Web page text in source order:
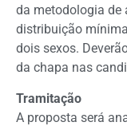
da metodologia de
distribuição
dois sexos.
da chapa nas
Tramitação
A proposta será